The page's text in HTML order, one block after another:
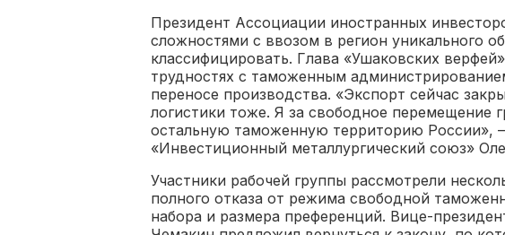
Президент Ассоциации иностранных
сложностями с ввозом в регион уникального
классифицировать. Глава «Ушаковских
трудностях с таможенным
переносе производства. «Экспорт сейчас
логистики тоже. Я за свободное перемещение
остальную таможенную территорию России»,
«Инвестиционный металлургический союз»
Участники рабочей группы рассмотрели
полного отказа от режима свободной
набора и размера преференций. Вице-